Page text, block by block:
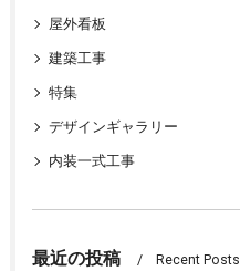
屋外看板
建築工事
特集
デザインギャラリー
内装一式工事
最近の投稿 Recent Posts